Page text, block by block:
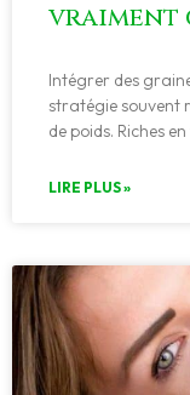
vraiment
Intégrer des
stratégie souvent
de poids. Riches
LIRE PLUS »